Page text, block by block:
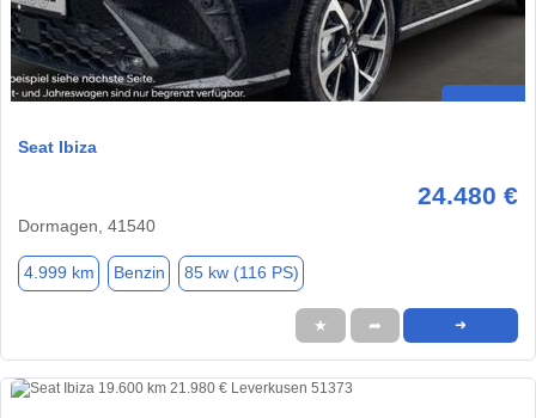
Seat Ibiza
24.480 €
Dormagen, 41540
4.999 km Benzin 85 kw (116 PS)
★ ➦ ➜